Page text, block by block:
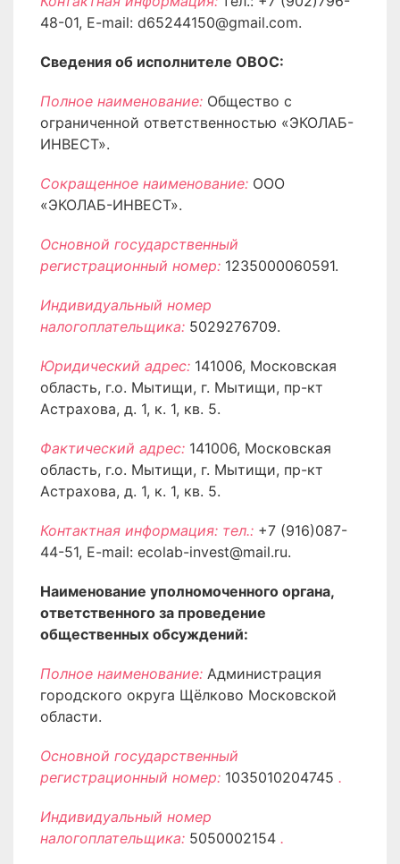
48-01, E-mail: d65244150@gmail.com.
Сведения об исполнителе ОВОС:
Полное наименование: Общество с
ограниченной ответственностью «ЭКОЛАБ-
ИНВЕСТ».
Сокращенное наименование: ООО
«ЭКОЛАБ-ИНВЕСТ».
Основной государственный
регистрационный номер: 1235000060591.
Индивидуальный номер
налогоплательщика: 5029276709.
Юридический адрес: 141006, Московская
область, г.о. Мытищи, г. Мытищи, пр-кт
Астрахова, д. 1, к. 1, кв. 5.
Фактический адрес: 141006, Московская
область, г.о. Мытищи, г. Мытищи, пр-кт
Астрахова, д. 1, к. 1, кв. 5.
Контактная информация: тел.: +7 (916)087-
44-51, E-mail: ecolab-invest@mail.ru.
Наименование уполномоченного органа,
ответственного за проведение
общественных обсуждений:
Полное наименование: Администрация
городского округа Щёлково Московской
области.
Основной государственный
регистрационный номер: 1035010204745 .
Индивидуальный номер
налогоплательщика: 5050002154 .